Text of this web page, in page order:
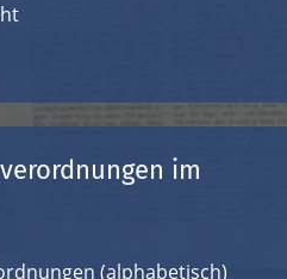
im
(alphabetisch)